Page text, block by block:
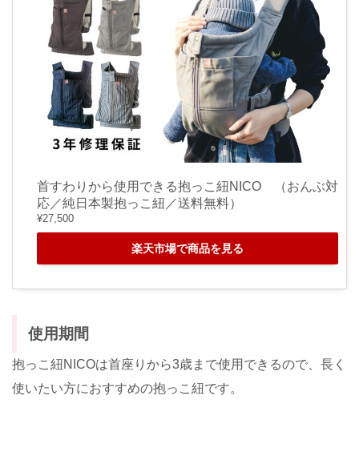
首すわりから使用できる抱っこ紐NICO （おんぶ対
応／純日本製抱っこ紐／送料無料）
¥27,500
楽天市場で商品を見る
使用期間
抱っこ紐NICOは首座りから3歳まで使用できるので、長く
使いたい方におすすめの抱っこ紐です。